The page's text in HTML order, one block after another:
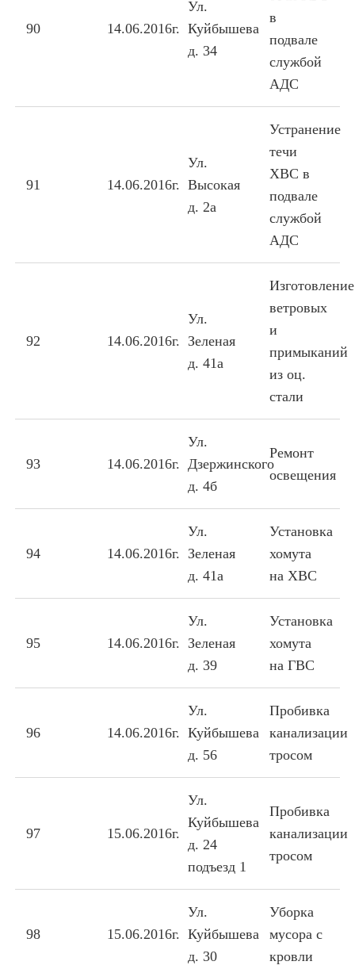
90 14.06.2016г.
Ул.
Куйбышева
д. 34
в
подвале
службой
АДС
91 14.06.2016г.
Ул.
Высокая
д. 2а
Устранение
течи
ХВС в
подвале
службой
АДС
92 14.06.2016г.
Ул.
Зеленая
д. 41а
Изготовление
ветровых
и
примыканий
из оц.
стали
93 14.06.2016г.
Ул.
Дзержинского
д. 4б
Ремонт
освещения
94 14.06.2016г.
Ул.
Зеленая
д. 41а
Установка
хомута
на ХВС
95 14.06.2016г.
Ул.
Зеленая
д. 39
Установка
хомута
на ГВС
96 14.06.2016г.
Ул.
Куйбышева
д. 56
Пробивка
канализации
тросом
97 15.06.2016г.
Ул.
Куйбышева
д. 24
подъезд 1
Пробивка
канализации
тросом
98 15.06.2016г.
Ул.
Куйбышева
д. 30
Уборка
мусора с
кровли